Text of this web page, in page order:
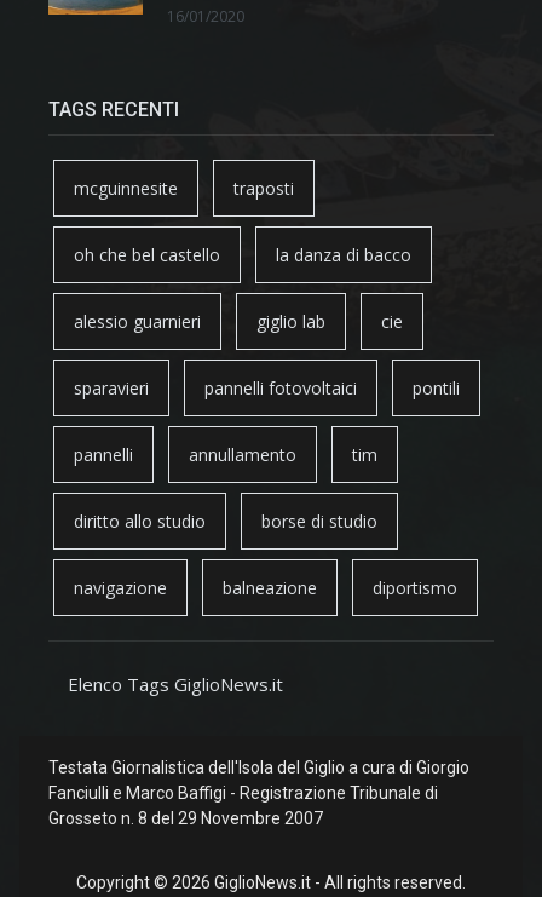
16/01/2020
TAGS RECENTI
mcguinnesite traposti
oh che bel castello la danza di bacco
alessio guarnieri giglio lab cie
sparavieri pannelli fotovoltaici pontili
pannelli annullamento tim
diritto allo studio borse di studio
navigazione balneazione diportismo
Elenco Tags GiglioNews.it
Testata Giornalistica dell'Isola del Giglio a cura di Giorgio
Fanciulli e Marco Baffigi - Registrazione Tribunale di
Grosseto n. 8 del 29 Novembre 2007
Copyright © 2026 GiglioNews.it - All rights reserved.